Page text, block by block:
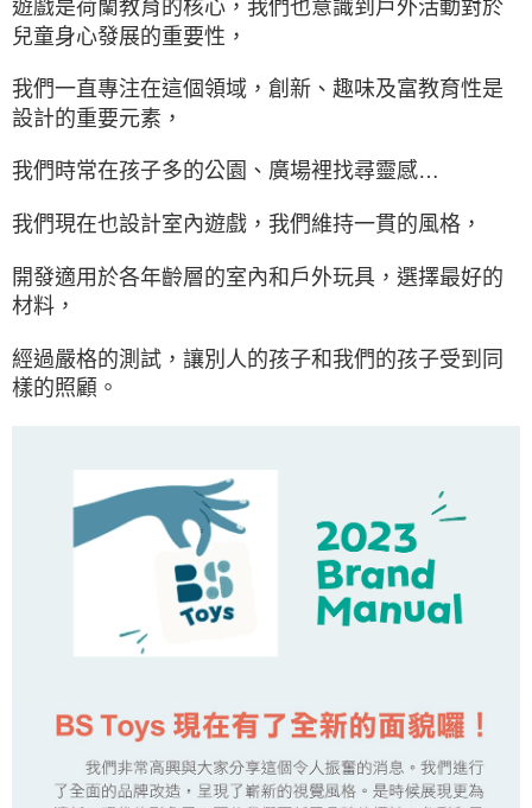
遊戲是荷蘭教育的核心，我們也意識到戶外活動對於
兒童身心發展的重要性，
我們一直專注在這個領域，創新、趣味及富教育性是
設計的重要元素，
我們時常在孩子多的公園、廣場裡找尋靈感…
我們現在也設計室內遊戲，我們維持一貫的風格，
開發適用於各年齡層的室內和戶外玩具，選擇最好的
材料，
經過嚴格的測試，讓別人的孩子和我們的孩子受到同
樣的照顧。